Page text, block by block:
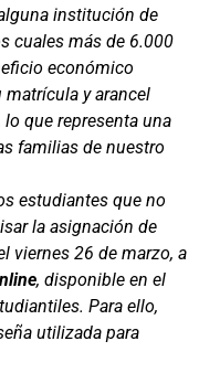
institución de
cuales más de 6.000
económico
y arancel
que representa una
familias de nuestro
estudiantes que no
la asignación de
viernes 26 de marzo, a
, disponible en el
Para ello,
utilizada para